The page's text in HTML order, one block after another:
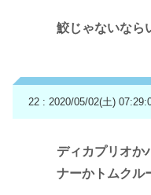
鮫じゃないなら
22 : 2020/05/02(土)
ディカプリオか
ナーかトムクル